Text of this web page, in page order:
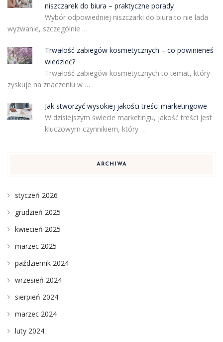
niszczarek do biura – praktyczne porady
Wybór odpowiedniej niszczarki do biura to nie lada
wyzwanie, szczególnie …
Trwałość zabiegów kosmetycznych – co powinieneś
wiedzieć?
Trwałość zabiegów kosmetycznych to temat, który
zyskuje na znaczeniu w …
Jak stworzyć wysokiej jakości treści marketingowe
W dzisiejszym świecie marketingu, jakość treści jest
kluczowym czynnikiem, który …
ARCHIWA
styczeń 2026
grudzień 2025
kwiecień 2025
marzec 2025
październik 2024
wrzesień 2024
sierpień 2024
marzec 2024
luty 2024